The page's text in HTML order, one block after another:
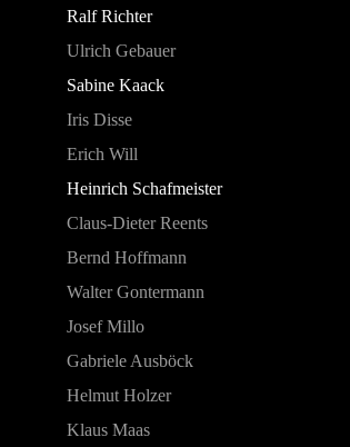
Ralf Richter
Ulrich Gebauer
Sabine Kaack
Iris Disse
Erich Will
Heinrich Schafmeister
Claus-Dieter Reents
Bernd Hoffmann
Walter Gontermann
Josef Millo
Gabriele Ausböck
Helmut Holzer
Klaus Maas